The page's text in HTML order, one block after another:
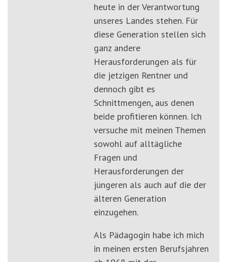
heute in der Verantwortung
unseres Landes stehen. Für
diese Generation stellen sich
ganz andere
Herausforderungen als für
die jetzigen Rentner und
dennoch gibt es
Schnittmengen, aus denen
beide profitieren können. Ich
versuche mit meinen Themen
sowohl auf alltägliche
Fragen und
Herausforderungen der
jüngeren als auch auf die der
älteren Generation
einzugehen.
Als Pädagogin habe ich mich
in meinen ersten Berufsjahren